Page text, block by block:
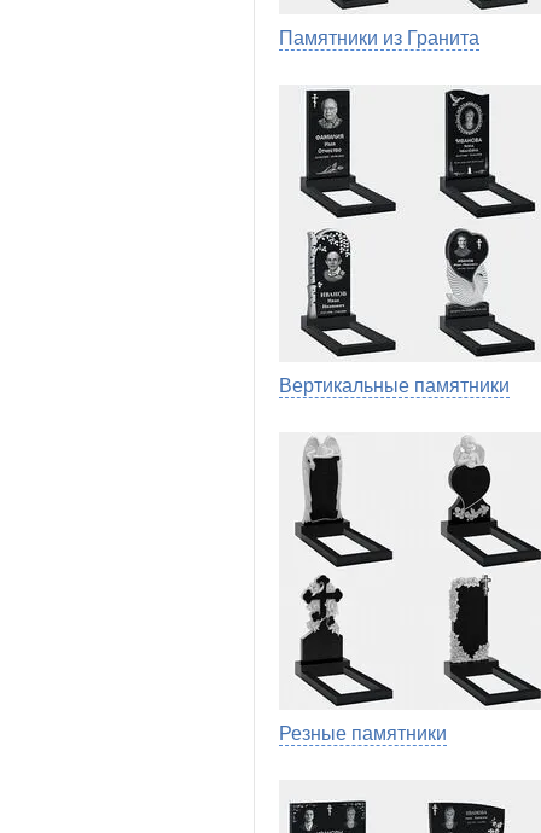
Памятники из Гранита
Вертикальные памятники
Резные памятники